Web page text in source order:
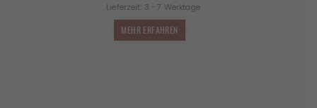
Lieferzeit: 3 - 7 Werktage
MEHR ERFAHREN